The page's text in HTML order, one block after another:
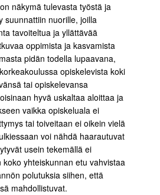
näkymä tulevasta työstä ja
suunnattiin nuorille, joilla
tavoiteltua ja yllättävää
oppimista ja kasvamista
pidän todella lupaavana,
opiskelevista koki
tai opiskelevansa
hyvä uskaltaa aloittaa ja
vaikka opiskeluala ei
tai toiveitaan ei oikein vielä
voi nähdä haarautuvat
usein tekemällä ei
yhteiskunnan etu vahvistaa
polutuksia siihen, että
mahdollistuvat.